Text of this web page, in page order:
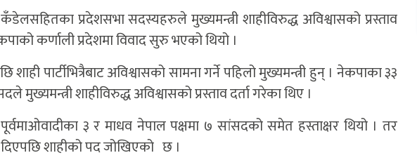
प्रदेशसभा सदस्यहरुले मुख्यमन्त्री शाहीविरुद्ध अविश्वासको प्रस्ताव
कर्णाली प्रदेशमा विवाद सुरु भएको थियो ।
पार्टीभित्रैबाट अविश्वासको सामना गर्ने पहिलो मुख्यमन्त्री हुन् । नेकपाका ३३
मुख्यमन्त्री शाहीविरुद्ध अविश्वासको प्रस्ताव दर्ता गरेका थिए ।
पूर्वमाओवादीका ३ र माधव नेपाल पक्षमा ७ सांसदको समेत हस्ताक्षर थियो । तर
शाहीको पद जोखिएको छ ।